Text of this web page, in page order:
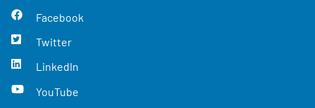
Facebook
Twitter
LinkedIn
YouTube